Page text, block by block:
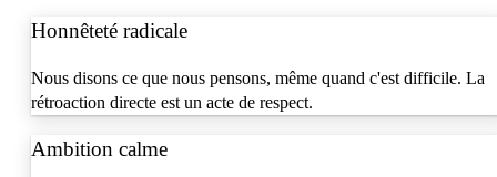
Honnêteté radicale
Nous disons ce que nous pensons, même quand c'est difficile. La
rétroaction directe est un acte de respect.
Ambition calme